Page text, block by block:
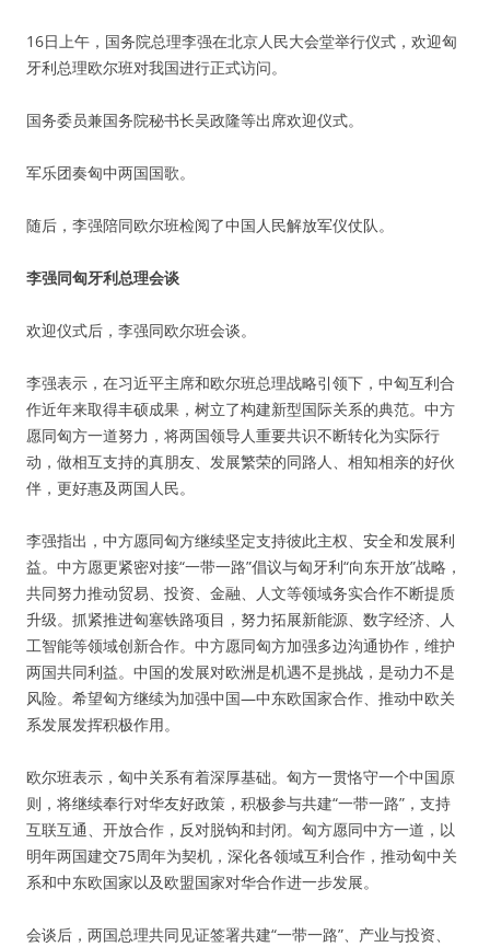
16日上午，国务院总理李强在北京人民大会堂举行仪式，欢迎匈
牙利总理欧尔班对我国进行正式访问。
国务委员兼国务院秘书长吴政隆等出席欢迎仪式。
军乐团奏匈中两国国歌。
随后，李强陪同欧尔班检阅了中国人民解放军仪仗队。
李强同匈牙利总理会谈
欢迎仪式后，李强同欧尔班会谈。
李强表示，在习近平主席和欧尔班总理战略引领下，中匈互利合
作近年来取得丰硕成果，树立了构建新型国际关系的典范。中方
愿同匈方一道努力，将两国领导人重要共识不断转化为实际行
动，做相互支持的真朋友、发展繁荣的同路人、相知相亲的好伙
伴，更好惠及两国人民。
李强指出，中方愿同匈方继续坚定支持彼此主权、安全和发展利
益。中方愿更紧密对接“一带一路”倡议与匈牙利“向东开放”战略，
共同努力推动贸易、投资、金融、人文等领域务实合作不断提质
升级。抓紧推进匈塞铁路项目，努力拓展新能源、数字经济、人
工智能等领域创新合作。中方愿同匈方加强多边沟通协作，维护
两国共同利益。中国的发展对欧洲是机遇不是挑战，是动力不是
风险。希望匈方继续为加强中国—中东欧国家合作、推动中欧关
系发展发挥积极作用。
欧尔班表示，匈中关系有着深厚基础。匈方一贯恪守一个中国原
则，将继续奉行对华友好政策，积极参与共建“一带一路”，支持
互联互通、开放合作，反对脱钩和封闭。匈方愿同中方一道，以
明年两国建交75周年为契机，深化各领域互利合作，推动匈中关
系和中东欧国家以及欧盟国家对华合作进一步发展。
会谈后，两国总理共同见证签署共建“一带一路”、产业与投资、